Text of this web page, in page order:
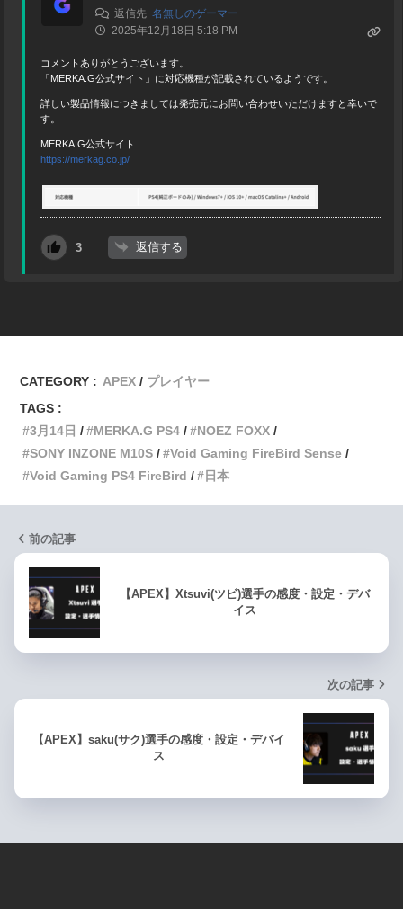
返信先名無しのゲーマー
2025年12月18日 5:18 PM
コメントありがとうございます。
「MERKA.G公式サイト」に対応機種が記載されているようです。
詳しい製品情報につきましては発売元にお問い合わせいただけますと幸いで
す。
MERKA.G公式サイト
https://merkag.co.jp/
3 返信する
CATEGORY : APEX
プレイヤー
TAGS :
3月14日
MERKA.G PS4
NOEZ FOXX
SONY INZONE M10S
Void Gaming FireBird Sense
Void Gaming PS4 FireBird
日本
前の記事
【APEX】Xtsuvi(ツビ)選手の感度・設定・デバ
イス
次の記事
【APEX】saku(サク)選手の感度・設定・デバイ
ス